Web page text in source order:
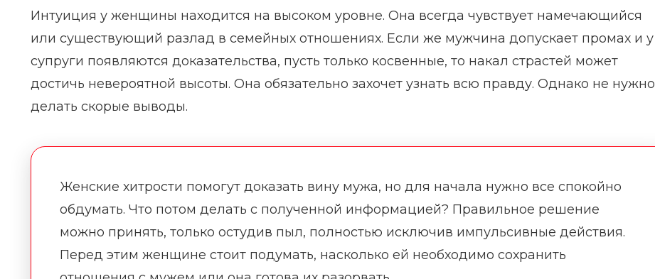
Интуиция у женщины находится на высоком уровне. Она всегда чувствует намечающийся
или существующий разлад в семейных отношениях. Если же мужчина допускает промах и у
супруги появляются доказательства, пусть только косвенные, то накал страстей может
достичь невероятной высоты. Она обязательно захочет узнать всю правду. Однако не нужно
делать скорые выводы.
Женские хитрости помогут доказать вину мужа, но для начала нужно все спокойно
обдумать. Что потом делать с полученной информацией? Правильное решение
можно принять, только остудив пыл, полностью исключив импульсивные действия.
Перед этим женщине стоит подумать, насколько ей необходимо сохранить